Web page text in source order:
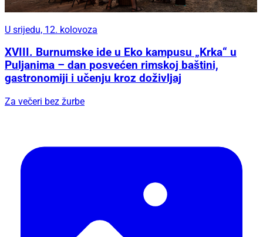
U srijedu, 12. kolovoza
XVIII. Burnumske ide u Eko kampusu „Krka“ u
Puljanima – dan posvećen rimskoj baštini,
gastronomiji i učenju kroz doživljaj
Za večeri bez žurbe